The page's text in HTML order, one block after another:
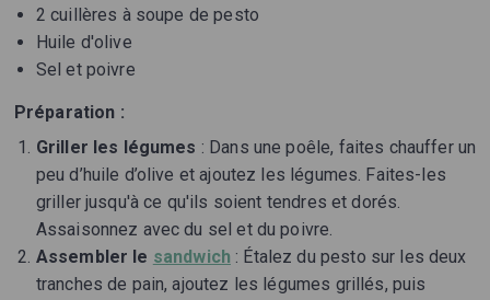
2 cuillères à soupe de pesto
Huile d'olive
Sel et poivre
Préparation :
Griller les légumes : Dans une poêle, faites chauffer un
peu d’huile d’olive et ajoutez les légumes. Faites-les
griller jusqu'à ce qu'ils soient tendres et dorés.
Assaisonnez avec du sel et du poivre.
Assembler le sandwich : Étalez du pesto sur les deux
tranches de pain, ajoutez les légumes grillés, puis